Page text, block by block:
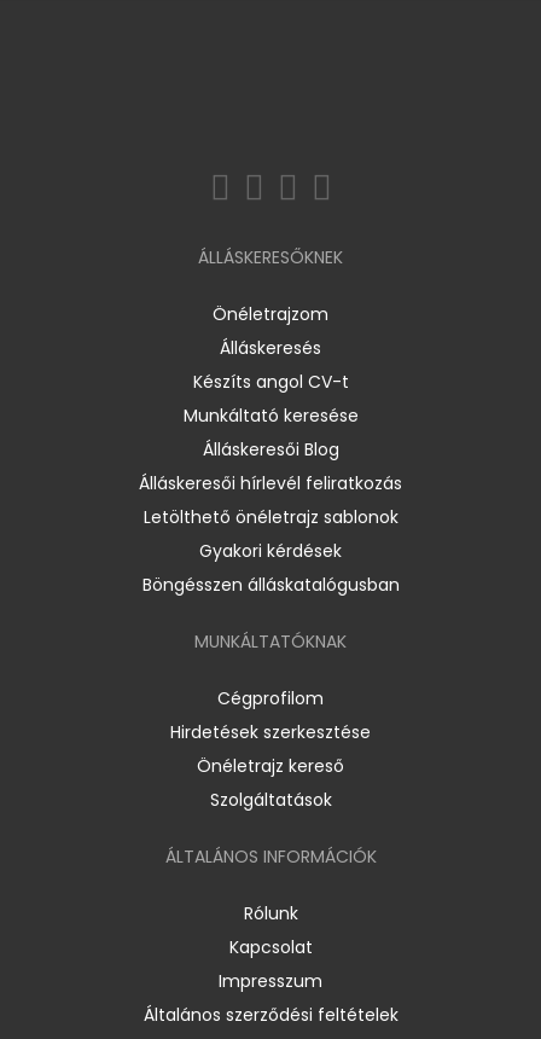
ÁLLÁSKERESŐKNEK
Önéletrajzom
Álláskeresés
Készíts angol CV-t
Munkáltató keresése
Álláskeresői Blog
Álláskeresői hírlevél feliratkozás
Letölthető önéletrajz sablonok
Gyakori kérdések
Böngésszen álláskatalógusban
MUNKÁLTATÓKNAK
Cégprofilom
Hirdetések szerkesztése
Önéletrajz kereső
Szolgáltatások
ÁLTALÁNOS INFORMÁCIÓK
Rólunk
Kapcsolat
Impresszum
Általános szerződési feltételek